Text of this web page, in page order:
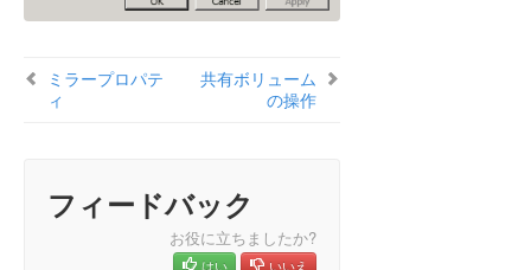
ーゲットと DataKeeper の使用
AWS エフェメラルストレージ上の DataKeeper イン
テントログ
Hyper-V 仮想マシンのディザスタリカバリを行う
よくある質問
トラブルシューティング
ミラープロパテ
ィ
共有ボリューム
の操作
フィードバック
お役に立ちましたか?
はい いいえ